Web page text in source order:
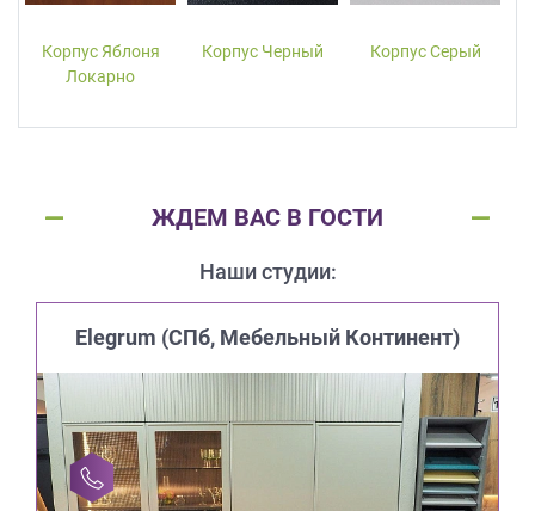
Корпус Яблоня
Локарно
Корпус Черный Корпус Серый
ЖДЕМ ВАС В ГОСТИ
Наши студии:
Elegrum (CПб, Мебельный Континент)